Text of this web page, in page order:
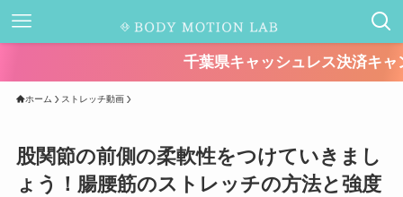
千葉県キャッシュレス決済キャンペー
ホーム ストレッチ動画
股関節の前側の柔軟性をつけていきまし
ょう！腸腰筋のストレッチの方法と強度